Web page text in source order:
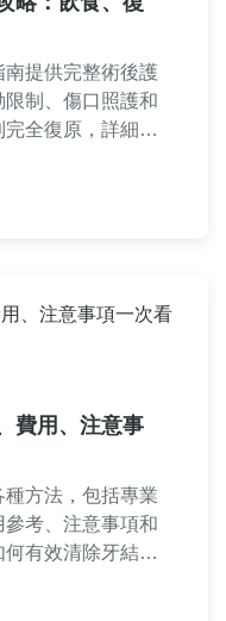
提供完整術後護
制、傷口照護和
全復原，詳細解
實用性強，幫助
費用、注意事
方法，包括專業
考、注意事項和
有效清除牙結